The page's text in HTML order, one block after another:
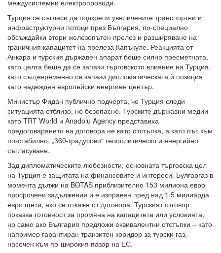
междусистемни електропроводи.
Турция се съгласи да подкрепи увеличените транспортни и
инфраструктурни потоци през България, по-специално
обсъждайки втори железопътен прелез и разширяване на
граничния капацитет на прелеза Капъкуле. Реакцията от
Анкара и турския държавен апарат беше силно пресметната,
като целта беше да се запази търговското влияние на Турция,
като същевременно се запази дипломатическата ѝ позиция
като надежден европейски енергиен център.
Министър Фидан публично подчерта, че Турция следи
ситуацията отблизо, но безопасно. Турските държавни медии
като TRT World и Anadolu Agency представиха
предоговарянето на договора не като отстъпка, а като път към
по-стабилно, „360-градусово“ геополитическо и енергийно
съгласуване.
Зад дипломатическите любезности, основната търговска цел
на Турция е защитата на финансовите ѝ интереси. Булгаргаз в
момента дължи на BOTAS приблизително 153 милиона евро
просрочени задължения и е изправен пред над 1,5 милиарда
евро щети, ако се откаже от договора. Турският отговор
показва готовност за промяна на капацитета или условията,
но само ако България предложи еквивалентни отстъпки – като
например гарантиран транзитен коридор за турски газ,
насочен към по-широкия пазар на ЕС.